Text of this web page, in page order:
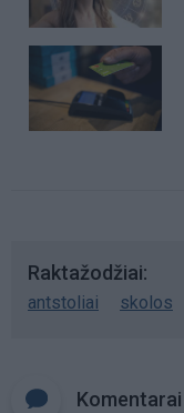
Raktažodžiai
antstoliai skolos
Komentarai